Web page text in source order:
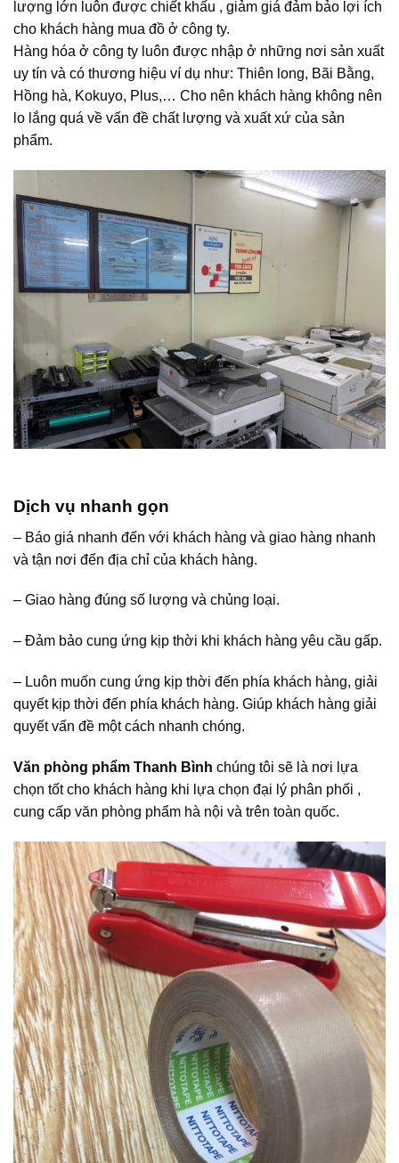
lượng lớn luôn được chiết khấu , giảm giá đảm bảo lợi ích
cho khách hàng mua đồ ở công ty.
Hàng hóa ở công ty luôn được nhập ở những nơi sản xuất
uy tín và có thương hiệu ví dụ như: Thiên long, Bãi Bằng,
Hồng hà, Kokuyo, Plus,… Cho nên khách hàng không nên
lo lắng quá về vấn đề chất lượng và xuất xứ của sản
phẩm.
Dịch vụ nhanh gọn
– Báo giá nhanh đến với khách hàng và giao hàng nhanh
và tận nơi đến địa chỉ của khách hàng.
– Giao hàng đúng số lượng và chủng loại.
– Đảm bảo cung ứng kịp thời khi khách hàng yêu cầu gấp.
– Luôn muốn cung ứng kịp thời đến phía khách hàng, giải
quyết kịp thời đến phía khách hàng. Giúp khách hàng giải
quyết vấn đề một cách nhanh chóng.
Văn phòng phẩm Thanh Bình chúng tôi sẽ là nơi lựa
chọn tốt cho khách hàng khi lựa chọn đại lý phân phối ,
cung cấp văn phòng phẩm hà nội và trên toàn quốc.